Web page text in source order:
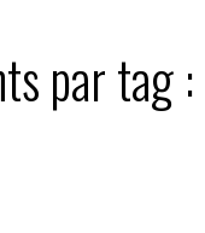
par tag :